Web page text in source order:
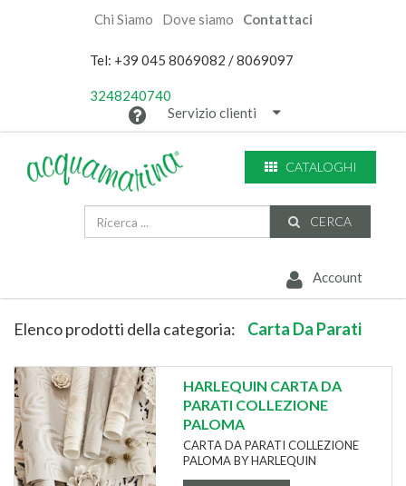
Chi Siamo Dove siamo Contattaci
Tel: +39 045 8069082 / 8069097
3248240740
Servizio clienti
CATALOGHI
CERCA
Account
Elenco prodotti della categoria: Carta Da Parati
HARLEQUIN CARTA DA
PARATI COLLEZIONE
PALOMA
CARTA DA PARATI COLLEZIONE
PALOMA BY HARLEQUIN